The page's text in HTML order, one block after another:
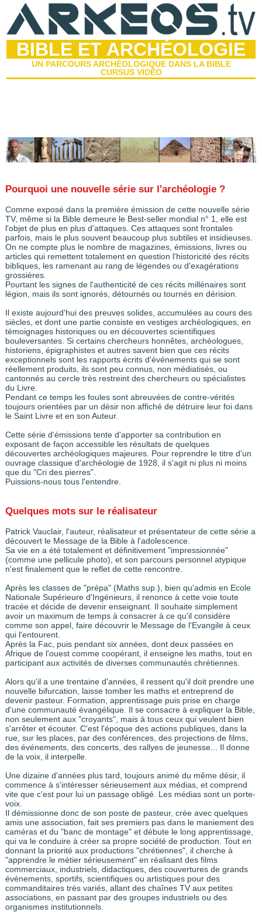
BIBLE ET ARCHÉOLOGIE
UN PARCOURS ARCHÉOLOGIQUE DANS LA BIBLE
CURSUS VIDÉO
Pourquoi une nouvelle série sur l'archéologie ?
Comme exposé dans la première émission de cette nouvelle série
TV, même si la Bible demeure le Best-seller mondial n° 1, elle est
l'objet de plus en plus d'attaques. Ces attaques sont frontales
parfois, mais le plus souvent beaucoup plus subtiles et insidieuses.
On ne compte plus le nombre de magazines, émissions, livres ou
articles qui remettent totalement en question l'historicité des récits
bibliques, les ramenant au rang de légendes ou d'exagérations
grossières.
Pourtant les signes de l'authenticité de ces récits millénaires sont
légion, mais ils sont ignorés, détournés ou tournés en dérision.
Il existe aujourd'hui des preuves solides, accumulées au cours des
siècles, et dont une partie consiste en vestiges archéologiques, en
témoignages historiques ou en découvertes scientifiques
bouleversantes. Si certains chercheurs honnêtes, archéologues,
historiens, épigraphistes et autres savent bien que ces récits
exceptionnels sont les rapports écrits d'événements qui se sont
réellement produits, ils sont peu connus, non médiatisés, ou
cantonnés au cercle très restreint des chercheurs ou spécialistes
du Livre.
Pendant ce temps les foules sont abreuvées de contre-vérités
toujours orientées par un désir non affiché de détruire leur foi dans
le Saint Livre et en son Auteur.
Cette série d'émissions tente d'apporter sa contribution en
exposant de façon accessible les résultats de quelques
découvertes archéologiques majeures. Pour reprendre le titre d'un
ouvrage classique d'archéologie de 1928, il s'agit ni plus ni moins
que du "Cri des pierres".
Puissions-nous tous l'entendre.
Quelques mots sur le réalisateur
Patrick Vauclair, l'auteur, réalisateur et présentateur de cette série a
découvert le Message de la Bible à l'adolescence.
Sa vie en a été totalement et définitivement "impressionnée"
(comme une pellicule photo), et son parcours personnel atypique
n'est finalement que le reflet de cette rencontre.
Après les classes de "prépa" (Maths sup.), bien qu'admis en Ecole
Nationale Supérieure d'Ingénieurs, il renonce à cette voie toute
tracée et décide de devenir enseignant. Il souhaite simplement
avoir un maximum de temps à consacrer à ce qu'il considère
comme son appel, faire découvrir le Message de l'Evangile à ceux
qui l'entourent.
Après la Fac, puis pendant six années, dont deux passées en
Afrique de l'ouest comme coopérant, il enseigne les maths, tout en
participant aux activités de diverses communautés chrétiennes.
Alors qu'il a une trentaine d'années, il ressent qu'il doit prendre une
nouvelle bifurcation, laisse tomber les maths et entreprend de
devenir pasteur. Formation, apprentissage puis prise en charge
d'une communauté évangélique. Il se consacre à expliquer la Bible,
non seulement aux "croyants", mais à tous ceux qui veulent bien
s'arrêter et écouter. C'est l'époque des actions publiques, dans la
rue, sur les places, par des conférences, des projections de films,
des événements, des concerts, des rallyes de jeunesse... Il donne
de la voix, il interpelle.
Une dizaine d'années plus tard, toujours animé du même désir, il
commence à s'intéresser sérieusement aux médias, et comprend
vite que c'est pour lui un passage obligé. Les médias sont un porte-
voix.
Il démissionne donc de son poste de pasteur, crée avec quelques
amis une association, fait ses premiers pas dans le maniement des
caméras et du "banc de montage" et débute le long apprentissage,
qui va le conduire à créer sa propre société de production. Tout en
donnant la priorité aux productions "chrétiennes", il cherche à
"apprendre le métier sérieusement" en réalisant des films
commerciaux, industriels, didactiques, des couvertures de grands
événements, sportifs, scientifiques ou artistiques pour des
commanditaires très variés, allant des chaînes TV aux petites
associations, en passant par des groupes industriels ou des
organismes institutionnels.